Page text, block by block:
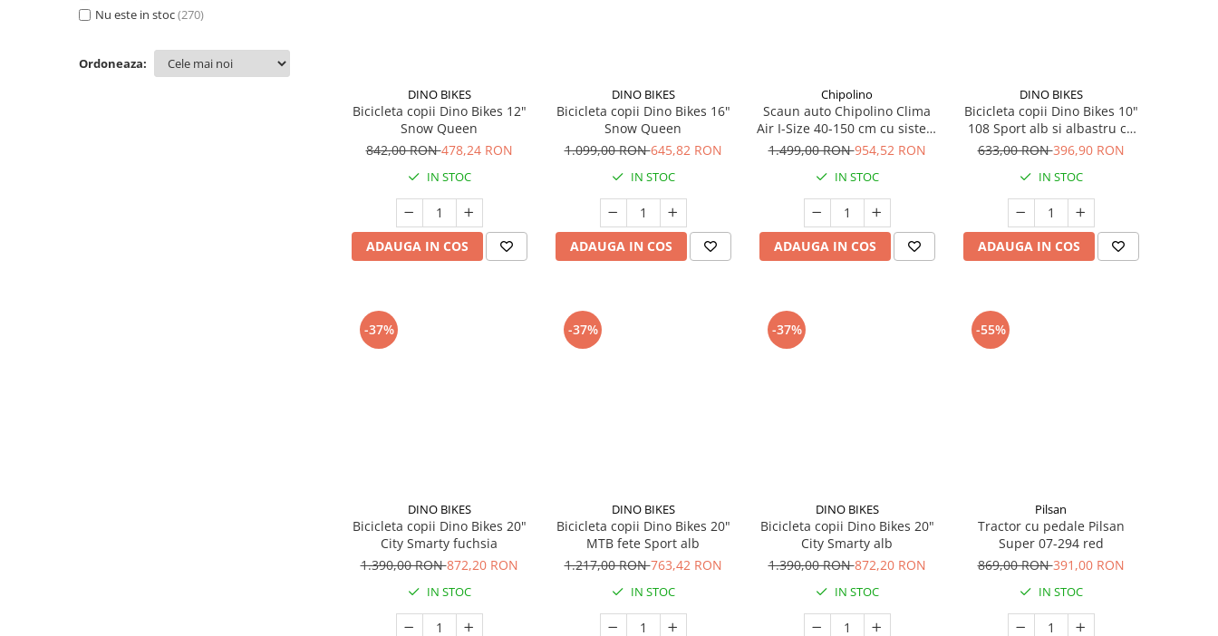
MimiNu
Pilsan (16)
Nu este in stoc(270)
Ordoneaza:
DINO BIKES
Bicicleta copii Dino Bikes 12"
Snow Queen
842,00 RON478,24 RON
IN STOC
ADAUGA IN COS
DINO BIKES
Bicicleta copii Dino Bikes 16"
Snow Queen
1.099,00 RON645,82 RON
IN STOC
ADAUGA IN COS
Chipolino
Scaun auto Chipolino Clima
Air I-Size 40-150 cm cu sistem
Isofix si sezut rotativ biscotta
1.499,00 RON954,52 RON
IN STOC
ADAUGA IN COS
DINO BIKES
Bicicleta copii Dino Bikes 10"
108 Sport alb si albastru cu
frana
633,00 RON396,90 RON
IN STOC
ADAUGA IN COS
-37%
DINO BIKES
Bicicleta copii Dino Bikes 20"
City Smarty fuchsia
1.390,00 RON872,20 RON
IN STOC
-37%
DINO BIKES
Bicicleta copii Dino Bikes 20"
MTB fete Sport alb
1.217,00 RON763,42 RON
IN STOC
-37%
DINO BIKES
Bicicleta copii Dino Bikes 20"
City Smarty alb
1.390,00 RON872,20 RON
IN STOC
-55%
Pilsan
Tractor cu pedale Pilsan
Super 07-294 red
869,00 RON391,00 RON
IN STOC